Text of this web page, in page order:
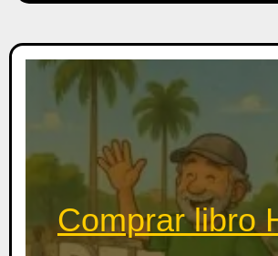
Comprar libro